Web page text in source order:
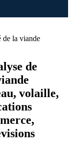
de la viande
de
volaille,